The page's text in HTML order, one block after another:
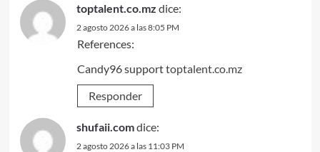
toptalent.co.mz dice:
2 agosto 2026 a las 8:05 PM
References:
Candy96 supporttoptalent.co.mz
Responder
shufaii.comdice:
2 agosto 2026 a las 11:03 PM